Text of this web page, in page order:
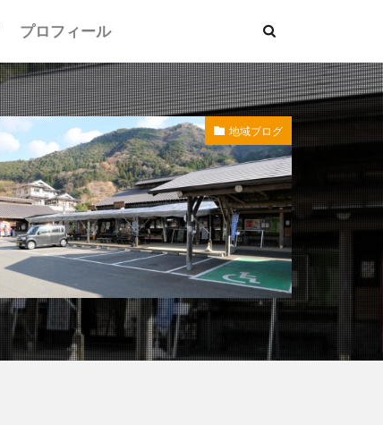
プロフィール
地域ブログ